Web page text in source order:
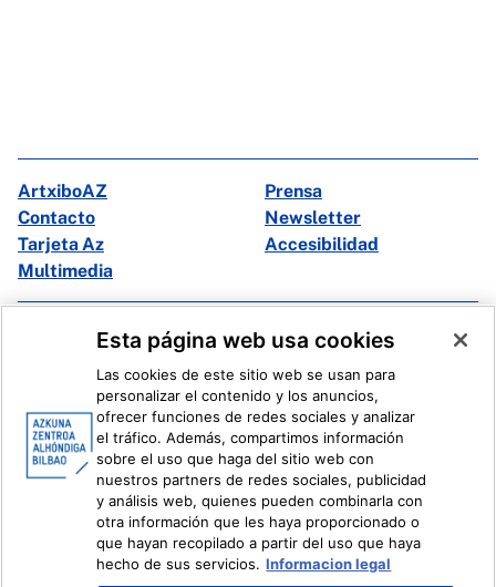
ArtxiboAZ
Prensa
Contacto
Newsletter
Tarjeta Az
Accesibilidad
Multimedia
Facebook
X
Ivoox
Información legal Sistema Interno de Información
Esta página web usa cookies
Las cookies de este sitio web se usan para
personalizar el contenido y los anuncios,
ofrecer funciones de redes sociales y analizar
el tráfico. Además, compartimos información
sobre el uso que haga del sitio web con
nuestros partners de redes sociales, publicidad
y análisis web, quienes pueden combinarla con
otra información que les haya proporcionado o
que hayan recopilado a partir del uso que haya
hecho de sus servicios. Informacion legal